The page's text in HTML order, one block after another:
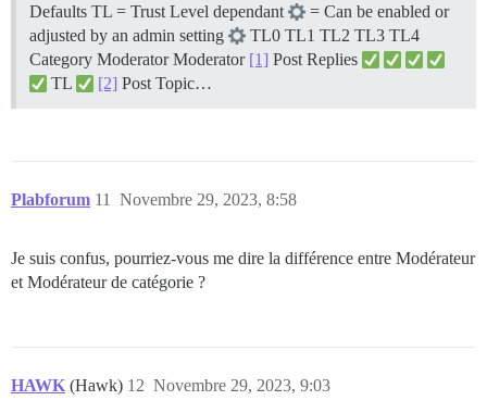
Defaults TL = Trust Level dependant
= Can be enabled or
adjusted by an admin setting
TL0 TL1 TL2 TL3 TL4
Category Moderator Moderator [1] Post Replies
TL
[2] Post Topic…
Plabforum Novembre 29, 2023, 8:58
11
Je suis confus, pourriez-vous me dire la différence entre Modérateur
et Modérateur de catégorie ?
HAWK (Hawk) Novembre 29, 2023, 9:03
12